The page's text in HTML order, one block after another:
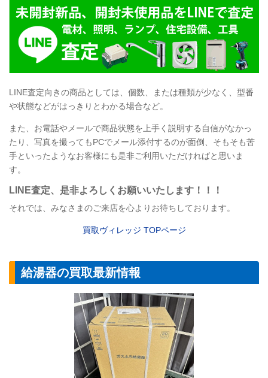
LINE査定向きの商品としては、個数、または種類が少なく、型番
や状態などがはっきりとわかる場合など。
また、お電話やメールで商品状態を上手く説明する自信がなかっ
たり、写真を撮ってもPCでメール添付するのが面倒、そもそも苦
手といったようなお客様にも是非ご利用いただければと思いま
す。
LINE査定、是非よろしくお願いいたします！！！
それでは、みなさまのご来店を心よりお待ちしております。
買取ヴィレッジ TOPページ
給湯器の買取最新情報